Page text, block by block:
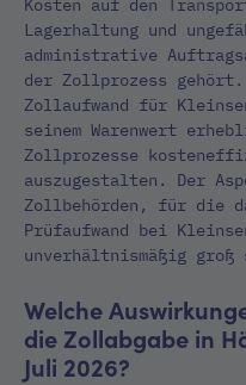
Kosten auf den
Lagerhaltung und
administrative
der Zollprozess
Zollaufwand für
seinem Warenwert
Zollprozesse
auszugestalten. Der
Zollbehörden, für die
Prüfaufwand bei
unverhältnismäßig groß
Welche
die Zollabgabe in
Juli 2026?